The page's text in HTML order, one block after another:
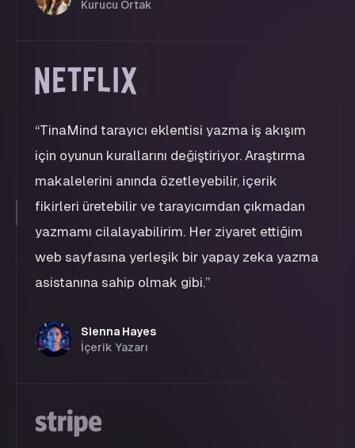
Kurucu Ortak
“TinaMind tarayıcı eklentisi yazma iş akışım
için oyunun kurallarını değiştiriyor. Araştırma
makalelerini anında özetleyebilir, içerik
fikirleri üretebilir ve tarayıcımdan çıkmadan
yazmamı cilalayabilirim. Her ziyaret ettiğim
web sayfasına yerleşik bir yapay zeka yazma
asistanına sahip olmak gibi.”
Sienna Hayes
İçerik Yazarı